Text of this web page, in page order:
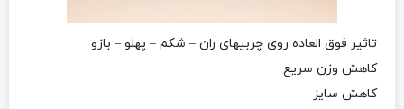
تاثیر فوق العاده روی چربیهای ران – شکم – پهلو – بازو
کاهش وزن سریع
کاهش سایز